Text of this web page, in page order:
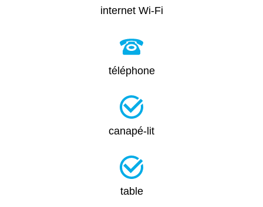
internet Wi-Fi
téléphone
canapé-lit
table